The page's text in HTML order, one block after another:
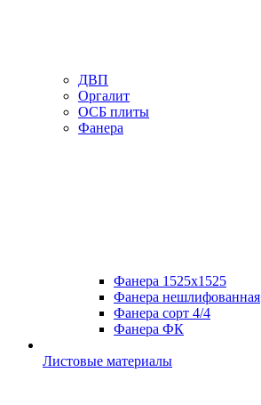
ДВП
Оргалит
ОСБ плиты
Фанера
Фанера 1525х1525
Фанера нешлифованная
Фанера сорт 4/4
Фанера ФК
Листовые материалы